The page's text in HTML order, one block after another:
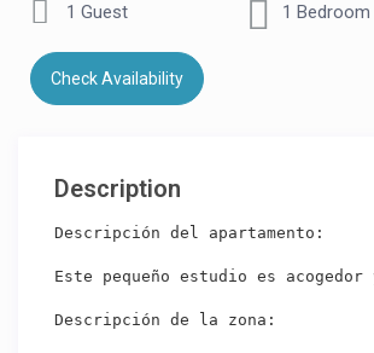
1 Guest
1 Bedroom
Check Availability
Description
Descripción del apartamento:
Este pequeño estudio es
Descripción de la zona: